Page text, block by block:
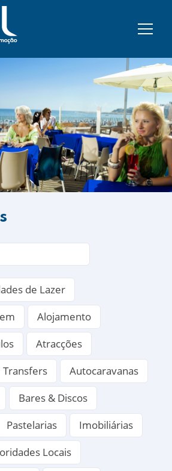
de Lazer
Alojamento
Atracções
Transfers
Autocaravanas
Bares & Discos
Pastelarias
Imobiliárias
Locais